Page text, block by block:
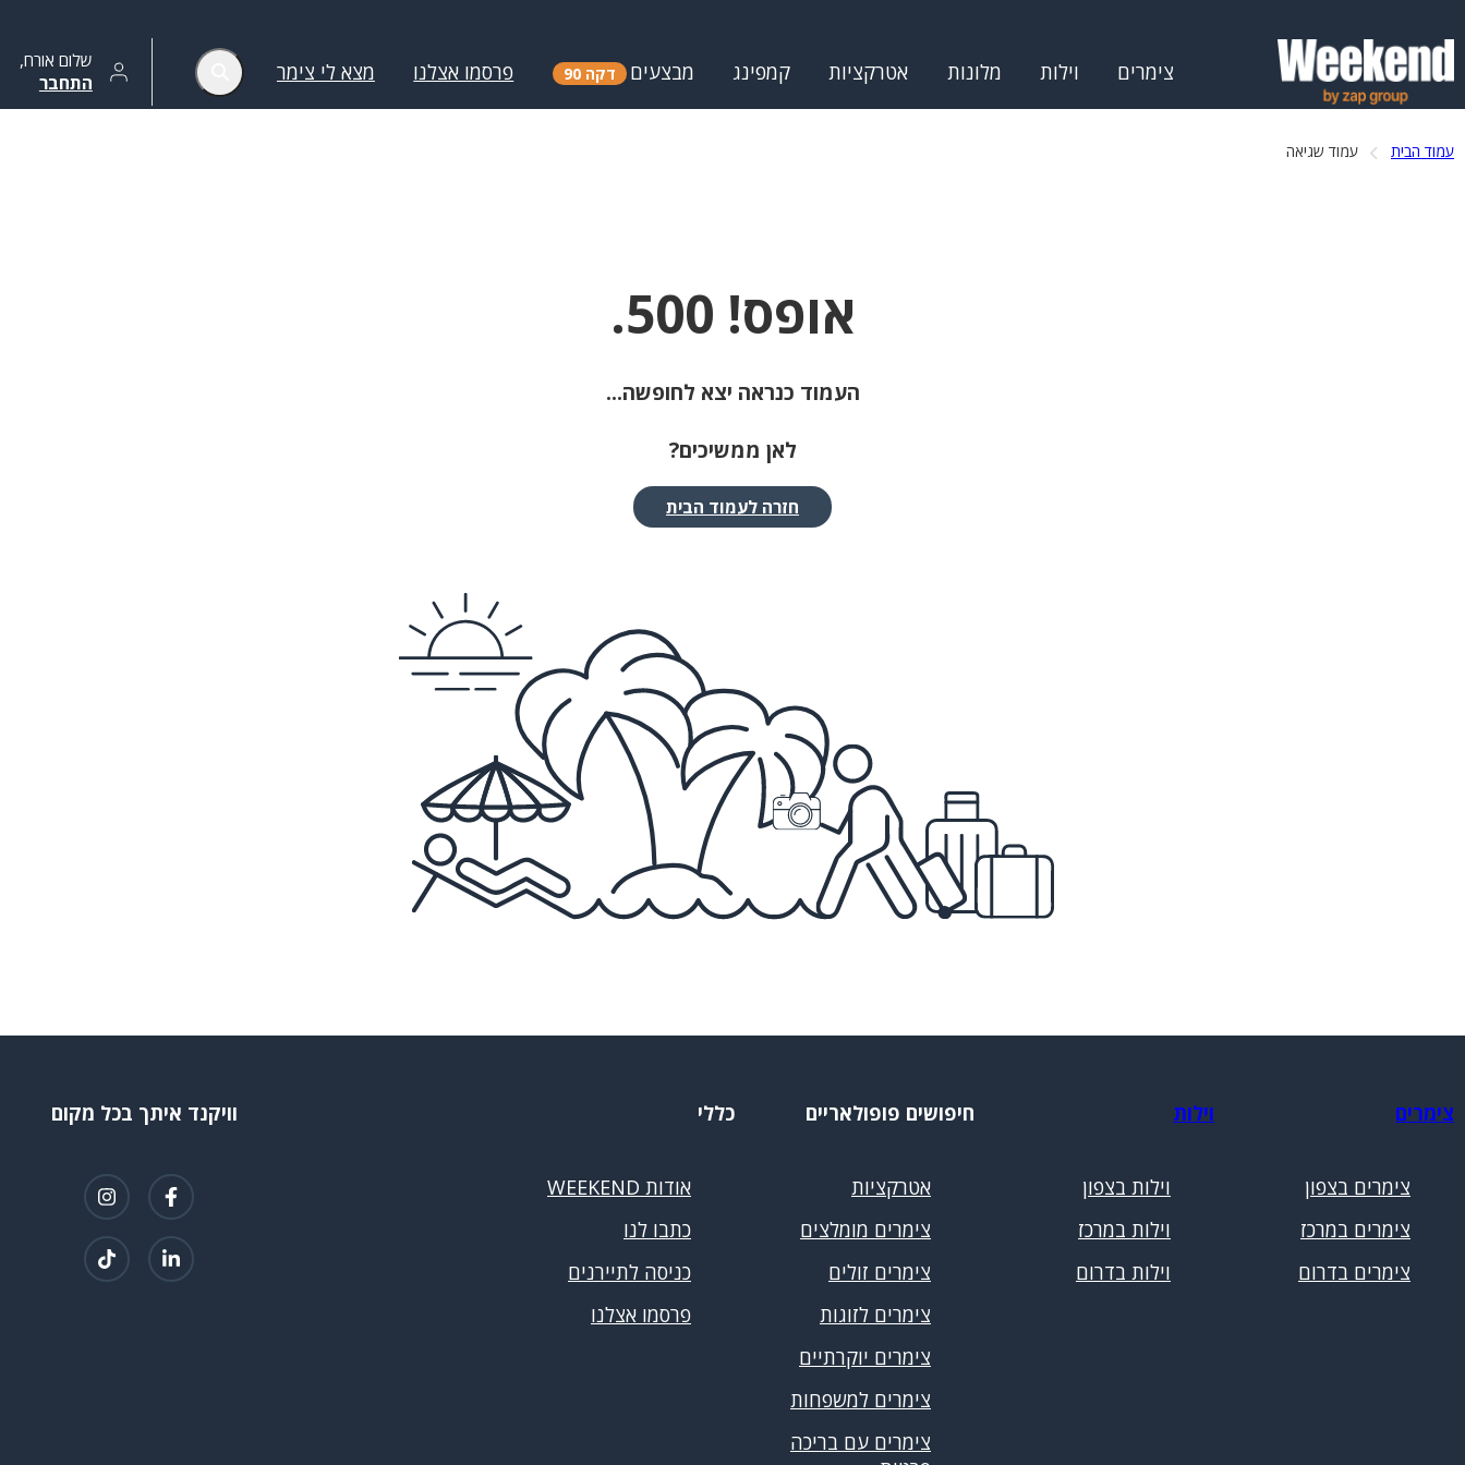
צימרים וילות מלונות אטרקציות קמפינג מבצעים דקה 90 פרסמו אצלנו מצא לי צימר שלום אורח,
התחבר
עמוד הבית עמוד שגיאה
אופס! 500.
העמוד כנראה יצא לחופשה...
לאן ממשיכים?
חזרה לעמוד הבית
צימרים
צימרים בצפון
צימרים במרכז
צימרים בדרום
וילות
וילות בצפון
וילות במרכז
וילות בדרום
חיפושים פופולאריים
אטרקציות
צימרים מומלצים
צימרים זולים
צימרים לזוגות
צימרים יוקרתיים
צימרים למשפחות
צימרים עם בריכה
כללי
אודות WEEKEND
כתבו לנו
כניסה לתיירנים
פרסמו אצלנו
וויקנד איתך בכל מקום